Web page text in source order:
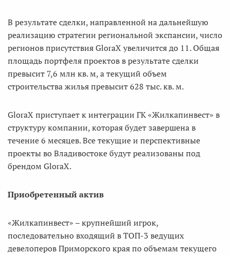
В результате сделки, направленной на дальнейшую
реализацию стратегии региональной экспансии, число
регионов присутствия GloraX увеличится до 11. Общая
площадь портфеля проектов в результате сделки
превысит 7,6 млн кв. м, а текущий объем
строительства жилья превысит 628 тыс. кв. м.
GloraX приступает к интеграции ГК «Жилкапинвест» в
структуру компании, которая будет завершена в
течение 6 месяцев. Все текущие и перспективные
проекты во Владивостоке будут реализованы под
брендом GloraX.
Приобретенный актив
«Жилкапинвест» – крупнейший игрок,
последовательно входящий в ТОП-3 ведущих
девелоперов Приморского края по объемам текущего